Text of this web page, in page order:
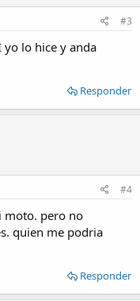
#3
lo hice y anda
Responder
#4
moto. pero no
quien me podria
Responder